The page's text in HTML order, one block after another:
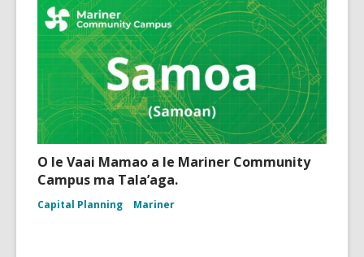
O le Vaai Mamao a le Mariner Community
Campus ma Tala’aga.
Capital Planning Mariner